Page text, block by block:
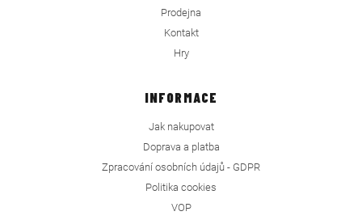
Prodejna
Kontakt
Hry
INFORMACE
Jak nakupovat
Doprava a platba
Zpracování osobních údajů - GDPR
Politika cookies
VOP